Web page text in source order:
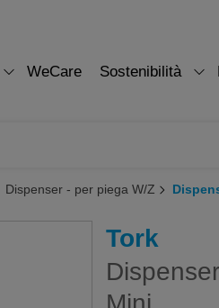
WeCare Sostenibilità
Dispenser - per piega W/Z
Tork